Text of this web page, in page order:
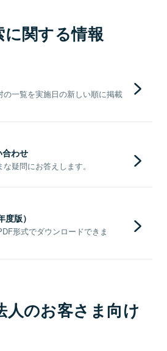
関する情報
一覧を実施日の新しい順に掲載
合わせ
疑問にお答えします。
版）
形式でダウンロードできま
人のお客さま向け